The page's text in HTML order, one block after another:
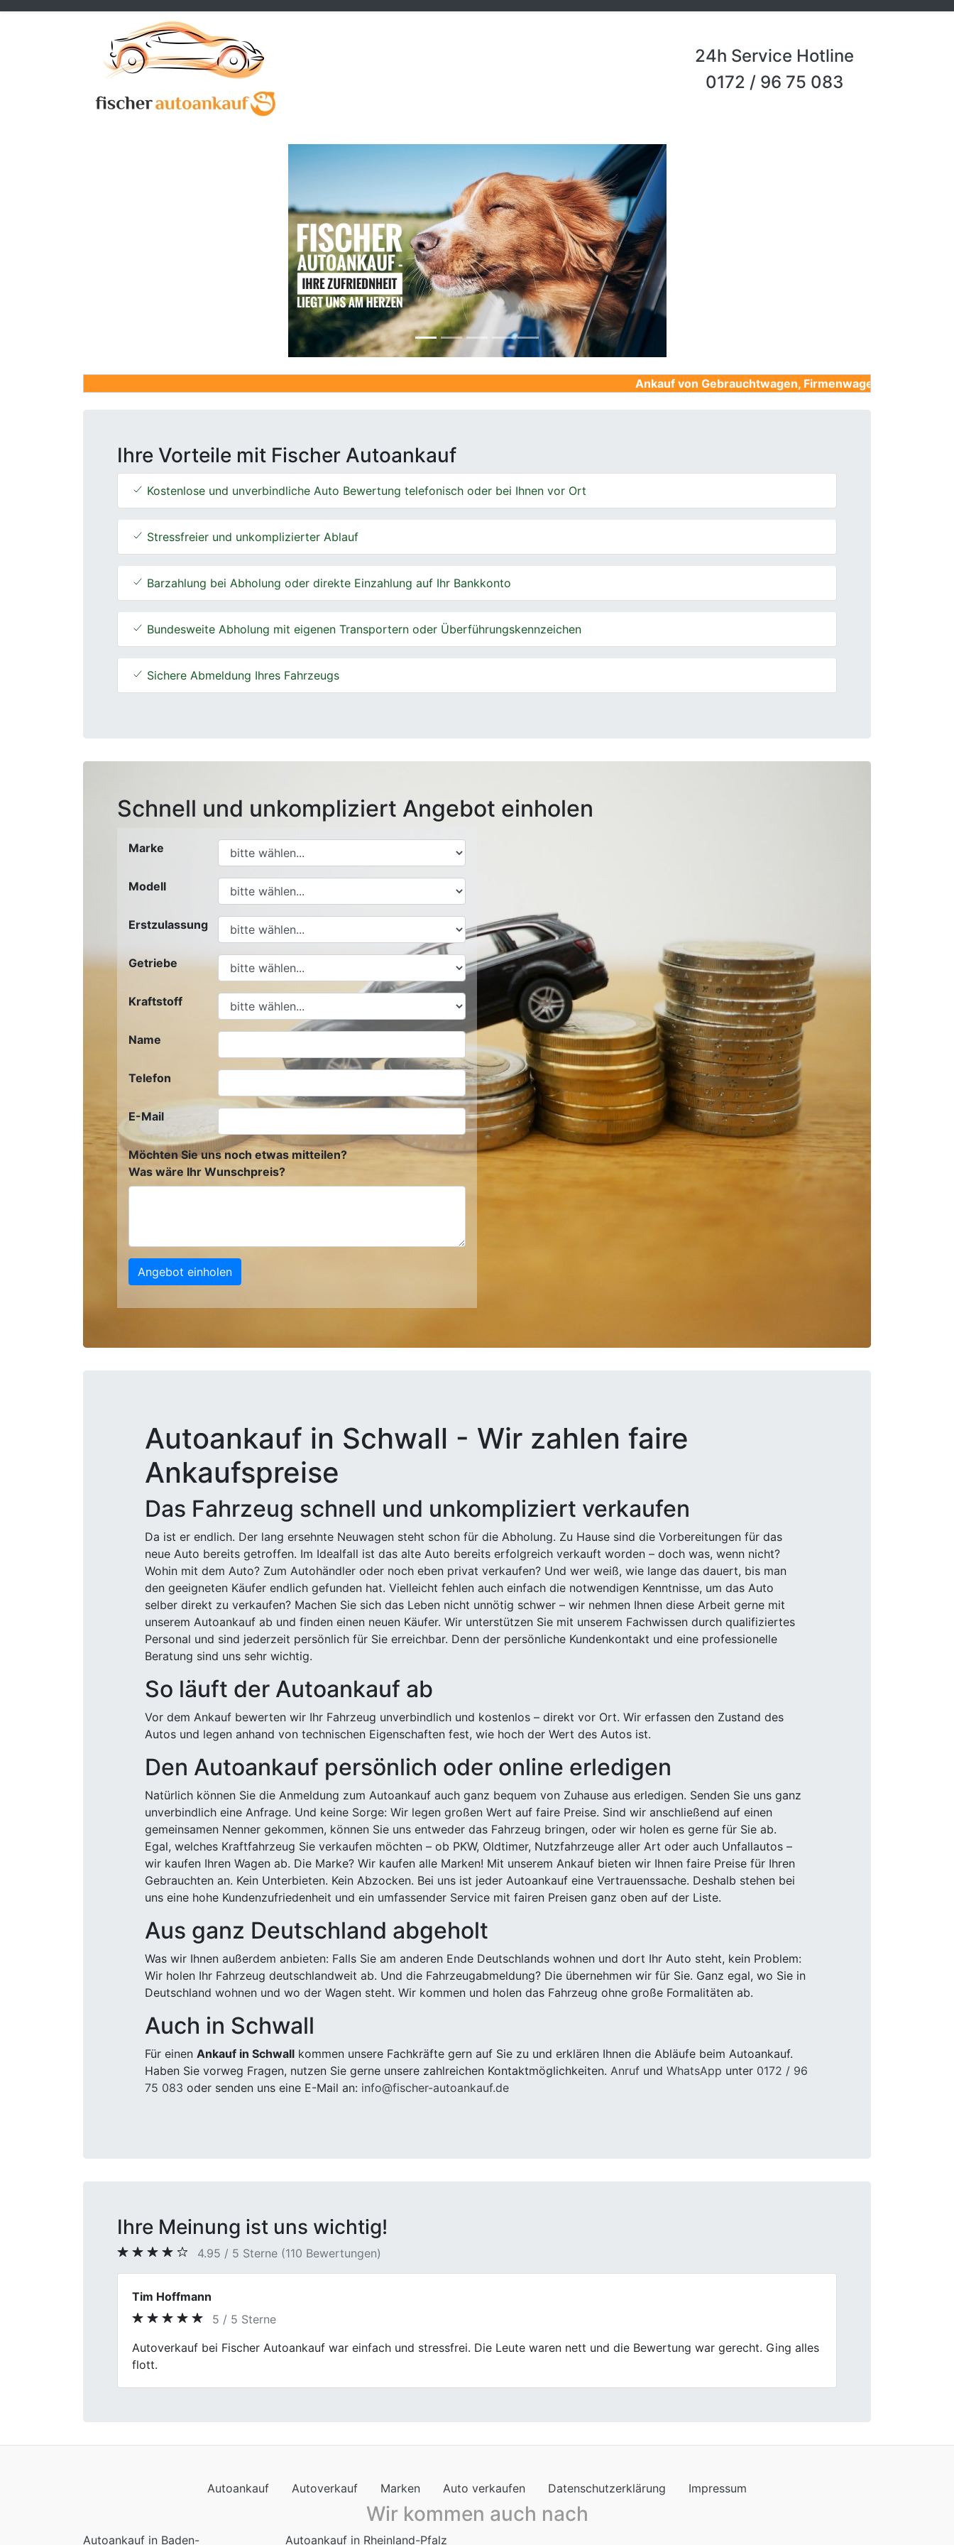
24h Service Hotline
0172 / 96 75 083
Ankauf von Gebrauchtwagen, Firmenwagen, Unfallwagen,
Ihre Vorteile mit Fischer Autoankauf
Kostenlose und unverbindliche Auto Bewertung telefonisch oder bei Ihnen vor Ort
Stressfreier und unkomplizierter Ablauf
Barzahlung bei Abholung oder direkte Einzahlung auf Ihr Bankkonto
Bundesweite Abholung mit eigenen Transportern oder Überführungskennzeichen
Sichere Abmeldung Ihres Fahrzeugs
Schnell und unkompliziert Angebot einholen
Marke
Modell
Erstzulassung
Getriebe
Kraftstoff
Name
Telefon
E-Mail
Möchten Sie uns noch etwas mitteilen?
Was wäre Ihr Wunschpreis?
Angebot einholen
Autoankauf in Schwall - Wir zahlen faire
Ankaufspreise
Das Fahrzeug schnell und unkompliziert verkaufen
Da ist er endlich. Der lang ersehnte Neuwagen steht schon für die Abholung. Zu Hause sind die Vorbereitungen für das
neue Auto bereits getroffen. Im Idealfall ist das alte Auto bereits erfolgreich verkauft worden – doch was, wenn nicht?
Wohin mit dem Auto? Zum Autohändler oder noch eben privat verkaufen? Und wer weiß, wie lange das dauert, bis man
den geeigneten Käufer endlich gefunden hat. Vielleicht fehlen auch einfach die notwendigen Kenntnisse, um das Auto
selber direkt zu verkaufen? Machen Sie sich das Leben nicht unnötig schwer – wir nehmen Ihnen diese Arbeit gerne mit
unserem Autoankauf ab und finden einen neuen Käufer. Wir unterstützen Sie mit unserem Fachwissen durch qualifiziertes
Personal und sind jederzeit persönlich für Sie erreichbar. Denn der persönliche Kundenkontakt und eine professionelle
Beratung sind uns sehr wichtig.
So läuft der Autoankauf ab
Vor dem Ankauf bewerten wir Ihr Fahrzeug unverbindlich und kostenlos – direkt vor Ort. Wir erfassen den Zustand des
Autos und legen anhand von technischen Eigenschaften fest, wie hoch der Wert des Autos ist.
Den Autoankauf persönlich oder online erledigen
Natürlich können Sie die Anmeldung zum Autoankauf auch ganz bequem von Zuhause aus erledigen. Senden Sie uns ganz
unverbindlich eine Anfrage. Und keine Sorge: Wir legen großen Wert auf faire Preise. Sind wir anschließend auf einen
gemeinsamen Nenner gekommen, können Sie uns entweder das Fahrzeug bringen, oder wir holen es gerne für Sie ab.
Egal, welches Kraftfahrzeug Sie verkaufen möchten – ob PKW, Oldtimer, Nutzfahrzeuge aller Art oder auch Unfallautos –
wir kaufen Ihren Wagen ab. Die Marke? Wir kaufen alle Marken! Mit unserem Ankauf bieten wir Ihnen faire Preise für Ihren
Gebrauchten an. Kein Unterbieten. Kein Abzocken. Bei uns ist jeder Autoankauf eine Vertrauenssache. Deshalb stehen bei
uns eine hohe Kundenzufriedenheit und ein umfassender Service mit fairen Preisen ganz oben auf der Liste.
Aus ganz Deutschland abgeholt
Was wir Ihnen außerdem anbieten: Falls Sie am anderen Ende Deutschlands wohnen und dort Ihr Auto steht, kein Problem:
Wir holen Ihr Fahrzeug deutschlandweit ab. Und die Fahrzeugabmeldung? Die übernehmen wir für Sie. Ganz egal, wo Sie in
Deutschland wohnen und wo der Wagen steht. Wir kommen und holen das Fahrzeug ohne große Formalitäten ab.
Auch in Schwall
Für einen Ankauf in Schwall kommen unsere Fachkräfte gern auf Sie zu und erklären Ihnen die Abläufe beim Autoankauf.
Haben Sie vorweg Fragen, nutzen Sie gerne unsere zahlreichen Kontaktmöglichkeiten. Anruf und WhatsApp unter 0172 / 96
75 083 oder senden uns eine E-Mail an: info@fischer-autoankauf.de
Ihre Meinung ist uns wichtig!
4.95 / 5 Sterne (110 Bewertungen)
Janes
5 / 5 Sterne
Wir sind zufrieden, werden euch weiterempfehlen, danke für den Top Service.
Wir kommen auch nach
Württemberg
Autoankauf in Rheinland-Pfalz